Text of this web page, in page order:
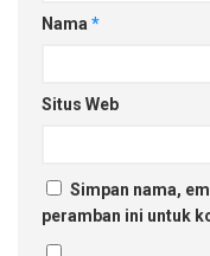
Nama*
Situs Web
Simpan nama,
peramban ini untuk